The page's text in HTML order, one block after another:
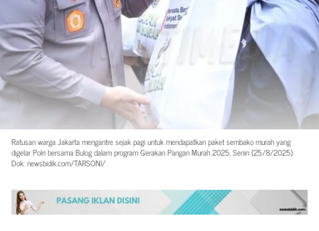
Ratusan warga Jakarta mengantre sejak pagi untuk mendapatkan paket sembako murah yang
digelar Polri bersama Bulog dalam program Gerakan Pangan Murah 2025, Senin (25/8/2025).
Dok: newsbidik.com/TARSONI/